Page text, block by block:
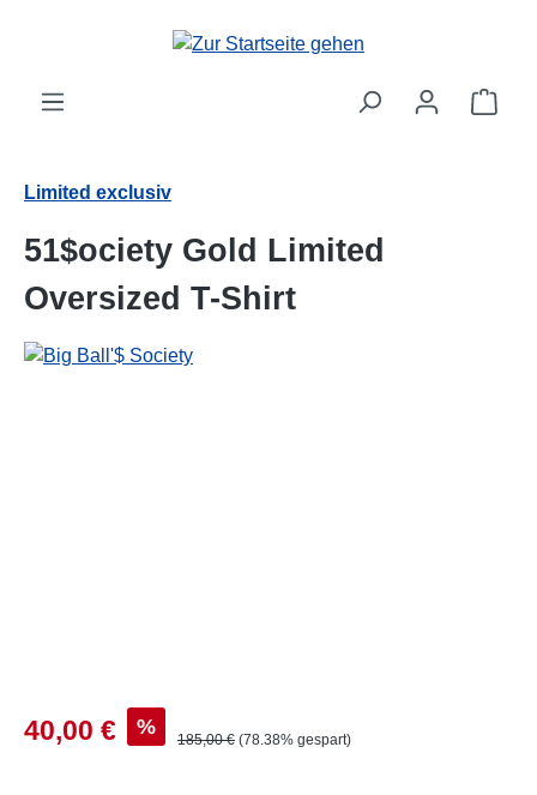
Limited exclusiv
51$ociety Gold Limited
Oversized T-Shirt
40,00 € %
185,00 € (78.38% gespart)